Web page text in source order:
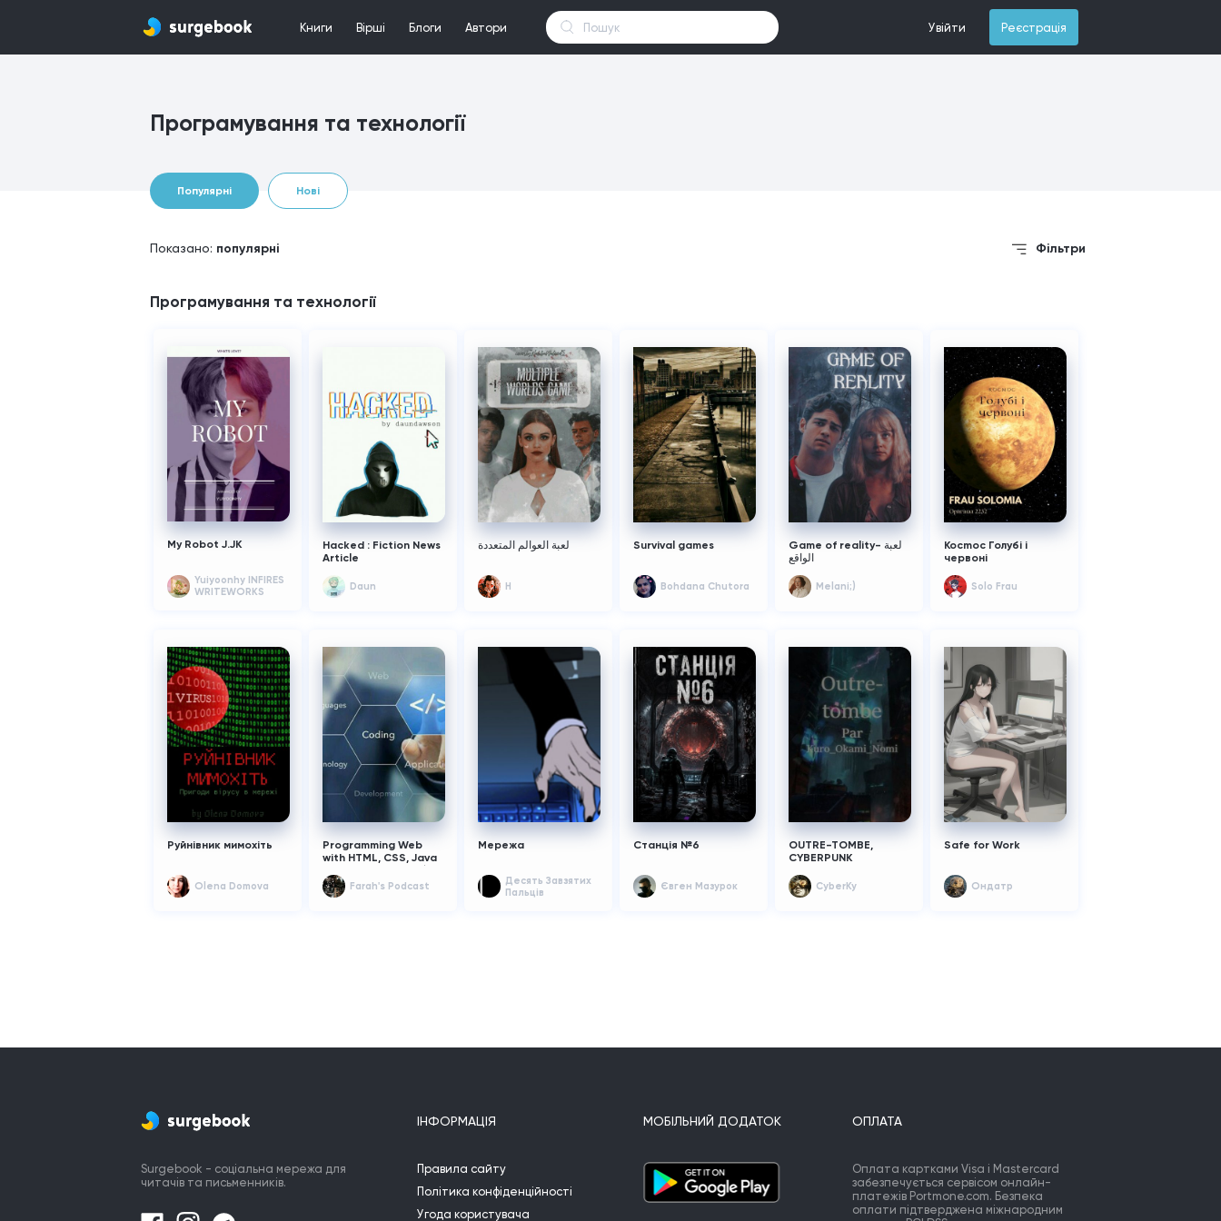
Книги Вірші Блоги Автори Увійти Реєстрація
Програмування та технології
Популярні Нові
Показано: популярні Фільтри
Програмування та технології
My Robot J.JK
Yuiyoonhy INFIRES
WRITEWORKS
Hacked : Fiction News
Article
Daun
لعبة العوالم المتعددة
H
Survival games
Bohdana Chutora
Game of reality- لعبة
الواقع
Melani;)
Kocmoc Голубі і
червоні
Solo Frau
Руйнівник мимохіть
Olena Domova
Programming Web
with HTML, CSS, Java
IOS (Mobile
Programming)
Farah's Podcast
Мережа
Десять Завзятих
Пальців
Станція №6
Євген Мазурок
OUTRE-TOMBE,
CYBERPUNK
CyberKy
Safe for Work
Ондатр
Surgebook - соціальна мережа для
читачів та письменників.
ІНФОРМАЦІЯ
Правила сайту
Політика конфіденційності
Угода користувача
МОБІЛЬНИЙ ДОДАТОК ОПЛАТА
Оплата картками Visa і Mastercard
забезпечується сервісом онлайн-
платежів Portmone.com. Безпека
оплати підтверджена міжнародним